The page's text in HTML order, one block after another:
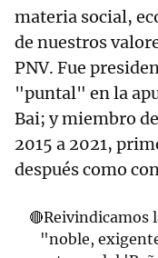
materia social,
de nuestros
PNV. Fue
"puntal" en la
Bai; y miembro
2015 a 2021,
después como
🔴Reivindicamos
"noble,